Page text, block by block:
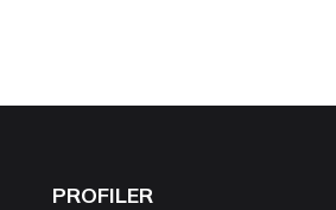
PROFILER